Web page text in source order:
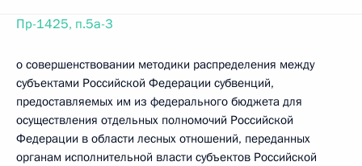
Пр-1425, п.5а-3
о совершенствовании методики распределения между
субъектами Российской Федерации субвенций,
предоставляемых им из федерального бюджета для
осуществления отдельных полномочий Российской
Федерации в области лесных отношений, переданных
органам исполнительной власти субъектов Российской